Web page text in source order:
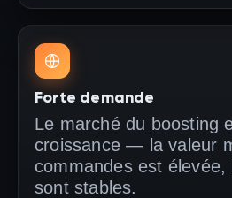
Forte demande
Le marché du boosting
croissance — la valeur
commandes est élevée,
sont stables.